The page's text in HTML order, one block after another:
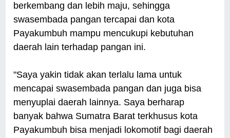
berkembang dan lebih maju, sehingga
swasembada pangan tercapai dan kota
Payakumbuh mampu mencukupi kebutuhan
daerah lain terhadap pangan ini.
"Saya yakin tidak akan terlalu lama untuk
mencapai swasembada pangan dan juga bisa
menyuplai daerah lainnya. Saya berharap
banyak bahwa Sumatra Barat terkhusus kota
Payakumbuh bisa menjadi lokomotif bagi daerah